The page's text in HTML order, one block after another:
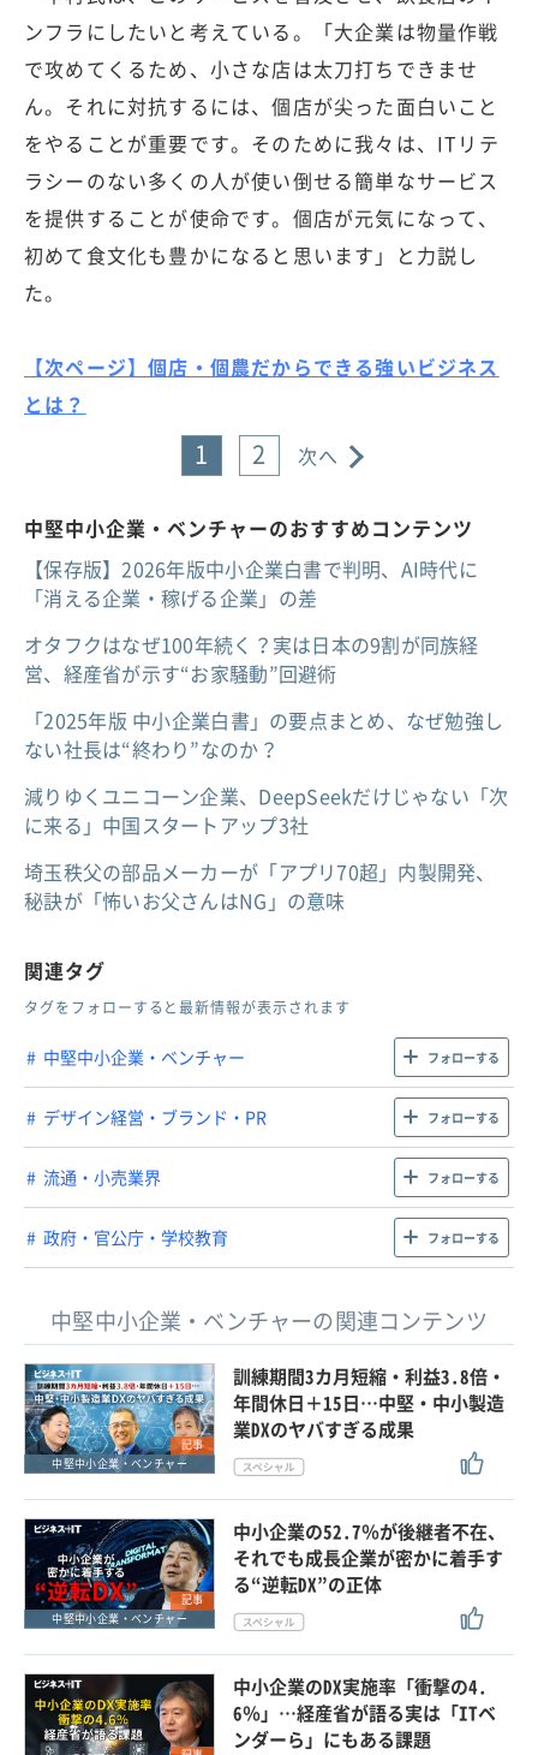
ンフラにしたいと考えている。「大企業は物量作戦
で攻めてくるため、小さな店は太刀打ちできませ
ん。それに対抗するには、個店が尖った面白いこと
をやることが重要です。そのために我々は、ITリテ
ラシーのない多くの人が使い倒せる簡単なサービス
を提供することが使命です。個店が元気になって、
初めて食文化も豊かになると思います」と力説し
た。
【次ページ】個店・個農だからできる強いビジネス
とは？
1 2 次へ
中堅中小企業・ベンチャーのおすすめコンテンツ
【保存版】2026年版中小企業白書で判明、AI時代に
「消える企業・稼げる企業」の差
オタフクはなぜ100年続く？実は日本の9割が同族経
営、経産省が示す“お家騒動”回避術
「2025年版 中小企業白書」の要点まとめ、なぜ勉強し
ない社長は“終わり”なのか？
減りゆくユニコーン企業、DeepSeekだけじゃない「次
に来る」中国スタートアップ3社
埼玉秩父の部品メーカーが「アプリ70超」内製開発、
秘訣が「怖いお父さんはNG」の意味
関連タグ
タグをフォローすると最新情報が表示されます
中堅中小企業・ベンチャー フォローする
デザイン経営・ブランド・PR フォローする
流通・小売業界 フォローする
政府・官公庁・学校教育 フォローする
中堅中小企業・ベンチャーの関連コンテンツ
記事
中堅中小企業・ベンチャー
訓練期間3カ月短縮・利益3.8倍・
年間休日＋15日…中堅・中小製造
業DXのヤバすぎる成果
記事
中堅中小企業・ベンチャー
中小企業の52.7％が後継者不在、
それでも成長企業が密かに着手す
る“逆転DX”の正体
中小企業のDX実施率「衝撃の4.
6％」…経産省が語る実は「ITベ
ンダーら」にもある課題